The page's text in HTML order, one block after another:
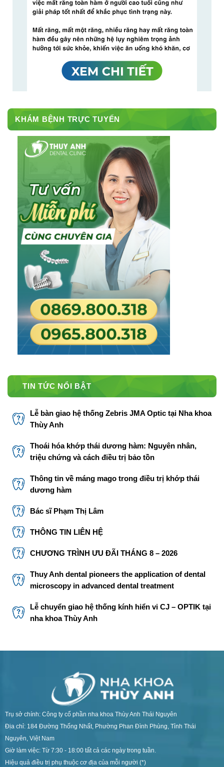
KHÁM BỆNH TRỰC TUYẾN
TIN TỨC NỔI BẬT
Lễ bàn giao hệ thống Zebris JMA Optic tại Nha khoa
Thùy Anh
Thoái hóa khớp thái dương hàm: Nguyên nhân,
triệu chứng và cách điều trị bảo tồn
Thông tin về máng mago trong điều trị khớp thái
dương hàm
Bác sĩ Phạm Thị Lâm
THÔNG TIN LIÊN HỆ
CHƯƠNG TRÌNH ƯU ĐÃI THÁNG 8 – 2026
Thuy Anh dental pioneers the application of dental
microscopy in advanced dental treatment
Lễ chuyển giao hệ thống kính hiển vi CJ – OPTIK tại
nha khoa Thùy Anh
Trụ sở chính: Công ty cổ phần nha khoa Thùy Anh Thái Nguyên
Địa chỉ: 184 Đường Thống Nhất, Phường Phan Đình Phùng, Tỉnh Thái
Nguyên, Việt Nam
Giờ làm việc: Từ 7:30 - 18:00 tất cả các ngày trong tuần.
Hiệu quả điều trị phụ thuộc cơ địa của mỗi người (*)